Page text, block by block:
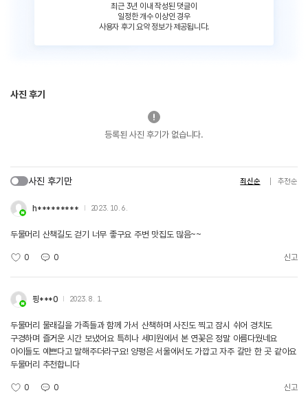
최근 3년 이내 작성된 댓글이
일정한 개수 이상인 경우
사용자 후기 요약 정보가 제공됩니다.
사진 후기
등록된 사진 후기가 없습니다.
사진 후기만 최신순 추천순
h********* 2023. 10. 6.
두물머리 산책길도 걷기 너무 좋구요 주변 맛집도 많음~~
0 0 신고
핑***0 2023. 8. 1.
두물머리 물래길을 가족들과 함께 가서 산책하며 사진도 찍고 잠시 쉬어 경치도
구경하며 즐거운 시간 보냈어요 특히나 세미원에서 본 연꽃은 정말 아름다웠네요
아이들도 예쁘다고 말해주더라구요! 양평은 서울에서도 가깝고 자주 갈만 한 곳 같아요
두물머리 추천합니다
0 0 신고